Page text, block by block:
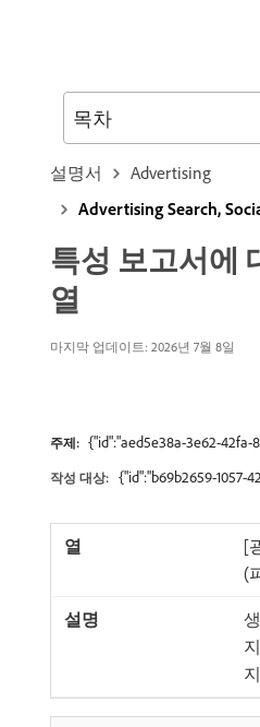
설명서
Advertising
Advertising Search,
특성 보고서에
열
마지막 업데이트: 2026년 7월 8일
주제: {"id":"aed5e38a-3e62-42fa-
작성 대상: {"id":"b69b2659-1057-
[
(
목차